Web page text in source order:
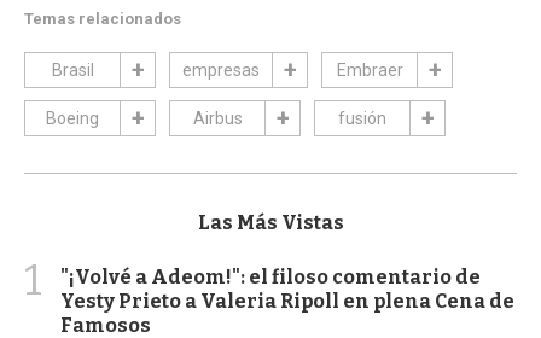
Temas relacionados
Brasil empresas Embraer
Boeing Airbus fusión
Las Más Vistas
1
"¡Volvé a Adeom!": el filoso comentario de
Yesty Prieto a Valeria Ripoll en plena Cena de
Famosos